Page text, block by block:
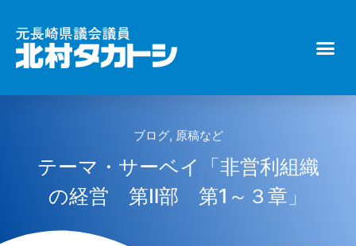
ブログ, 原稿など
テーマ・サーベイ「非営利組織
の経営 第Ⅱ部 第1～３章」